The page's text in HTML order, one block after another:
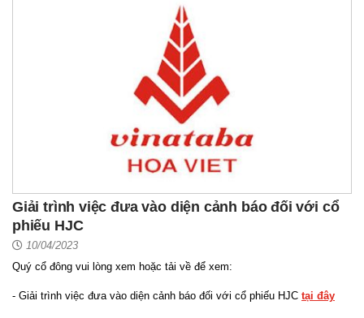
Giải trình việc đưa vào diện cảnh báo đối với cổ
phiếu HJC
10/04/2023
Quý cổ đông vui lòng xem hoặc tải về để xem:
- Giải trình việc đưa vào diện cảnh báo đối với cổ phiếu HJC tại đây